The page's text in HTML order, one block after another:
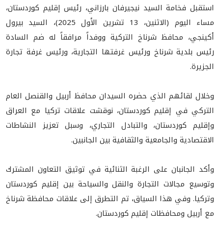
استقبل فخامة السيد نيجيرفان بارزاني، رئيس إقليم كوردستان،
مساء اليوم (الاثنين، 13 تشرين الأول 2025)، السيد بيرول
أكينجي، محافظ شرناخ التركية ووفداً مرافقاً له ضم السادة
رئيس بلدية شرناخ ورئيس غرفتها التجارية، ورئيس غرفة تجارة
الجزيرة.
وخلال لقائهم الذي حضره السيدان محافظ أربيل والقنصل العام
التركي في إقليم كوردستان، نوقشت علاقات تركيا مع العراق
وإقليم كوردستان، والتبادل التجاري، وسبل تعزيز النشاطات
الاقتصادية والجامعية والثقافية بين الجانبين.
وأكد الجانبان على الرغبة الثنائية في توثيق التعاون المشترك
وتوسيع مجالات التجارة والنقل والسياحة بين إقليم كوردستان
وتركيا. وفي هذا السياق، تم التطرق إلى علاقات محافظة شرناخ
مع أربيل ومحافظات إقليم كوردستان.